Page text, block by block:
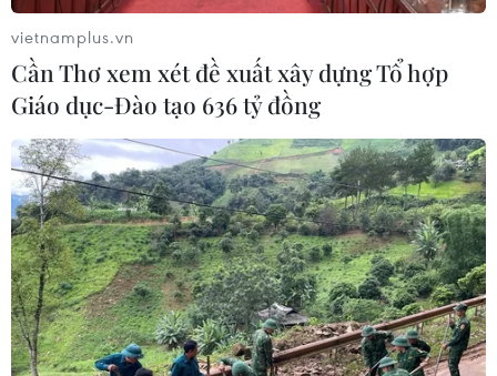
vietnamplus.vn
Cần Thơ xem xét đề xuất xây dựng Tổ hợp
Giáo dục-Đào tạo 636 tỷ đồng